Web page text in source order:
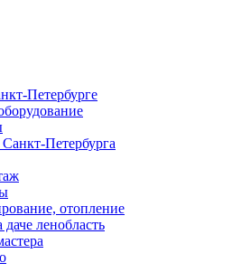
Петербурге
Петербурга
отопление
ленобласть